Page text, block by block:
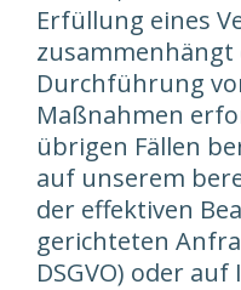
Erfüllung eines
Durchführung
Maßnahmen
übrigen Fällen
auf unserem
der effektiven
gerichteten
DSGVO) oder